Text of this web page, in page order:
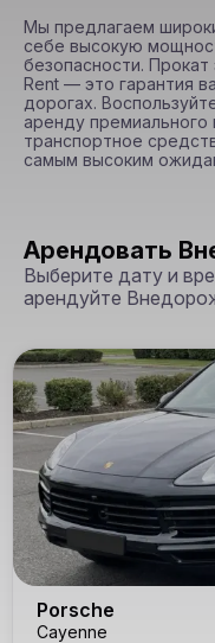
Мы предлагаем
себе высокую
безопасности.
Rent — это гарантия
дорогах.
аренду премиального
транспортное
самым высоким
Арендовать
Выберите дату и
арендуйте
Porsche
Cayenne